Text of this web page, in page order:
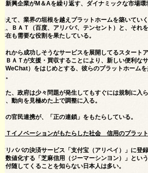
る新興企業がM＆Aを繰り返す、ダイナミックな市場環
加えて、業界の垣根を越えプラットホームを築いてい
人、ＢＡＴ（百度、アリババ、テンセント）と、それ
存在も需要な役割を果たしている。
これから成功しそうなサービスを展開してるスタート
とＢＡＴが支援・買収することにより、新しい便利な
（WeChat）をはじめとする、彼らのプラットホーム
く。
また、政府は少々問題が発生してもすぐには規制に入
し、動向を見極めた上で調整に入る。
この官民連携が、「正の連鎖」をもたらしている。
ＩＴイノベーションがもたらした社会 信用のプラッ
アリババの決済サービス「支付宝（アリペイ）」に登
を数値化する「芝麻信用（ジーマーシンヨン）」とい
に付随してくることを知らない日本人は多い。